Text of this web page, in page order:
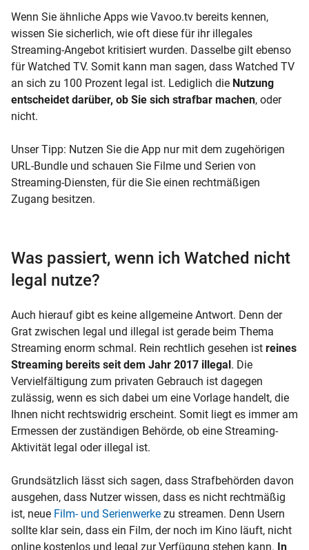
Wenn Sie ähnliche Apps wie Vavoo.tv bereits kennen,
wissen Sie sicherlich, wie oft diese für ihr illegales
Streaming-Angebot kritisiert wurden. Dasselbe gilt ebenso
für Watched TV. Somit kann man sagen, dass Watched TV
an sich zu 100 Prozent legal ist. Lediglich die Nutzung
entscheidet darüber, ob Sie sich strafbar machen, oder
nicht.
Unser Tipp: Nutzen Sie die App nur mit dem zugehörigen
URL-Bundle und schauen Sie Filme und Serien von
Streaming-Diensten, für die Sie einen rechtmäßigen
Zugang besitzen.
Was passiert, wenn ich Watched nicht
legal nutze?
Auch hierauf gibt es keine allgemeine Antwort. Denn der
Grat zwischen legal und illegal ist gerade beim Thema
Streaming enorm schmal. Rein rechtlich gesehen ist reines
Streaming bereits seit dem Jahr 2017 illegal . Die
Vervielfältigung zum privaten Gebrauch ist dagegen
zulässig, wenn es sich dabei um eine Vorlage handelt, die
Ihnen nicht rechtswidrig erscheint. Somit liegt es immer am
Ermessen der zuständigen Behörde, ob eine Streaming-
Aktivität legal oder illegal ist.
Grundsätzlich lässt sich sagen, dass Strafbehörden davon
ausgehen, dass Nutzer wissen, dass es nicht rechtmäßig
ist, neue Film- und Serienwerke zu streamen. Denn Usern
sollte klar sein, dass ein Film, der noch im Kino läuft, nicht
online kostenlos und legal zur Verfügung stehen kann. In